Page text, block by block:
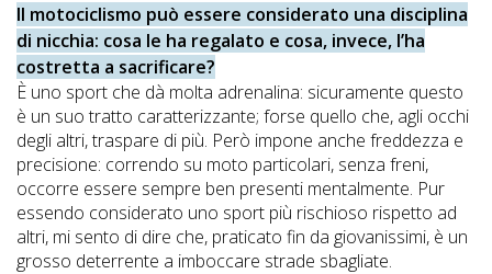
Il motociclismo può essere considerato una disciplina
di nicchia: cosa le ha regalato e cosa, invece, l’ha
costretta a sacrificare?
È uno sport che dà molta adrenalina: sicuramente questo
è un suo tratto caratterizzante; forse quello che, agli occhi
degli altri, traspare di più. Però impone anche freddezza e
precisione: correndo su moto particolari, senza freni,
occorre essere sempre ben presenti mentalmente. Pur
essendo considerato uno sport più rischioso rispetto ad
altri, mi sento di dire che, praticato fin da giovanissimi, è un
grosso deterrente a imboccare strade sbagliate.